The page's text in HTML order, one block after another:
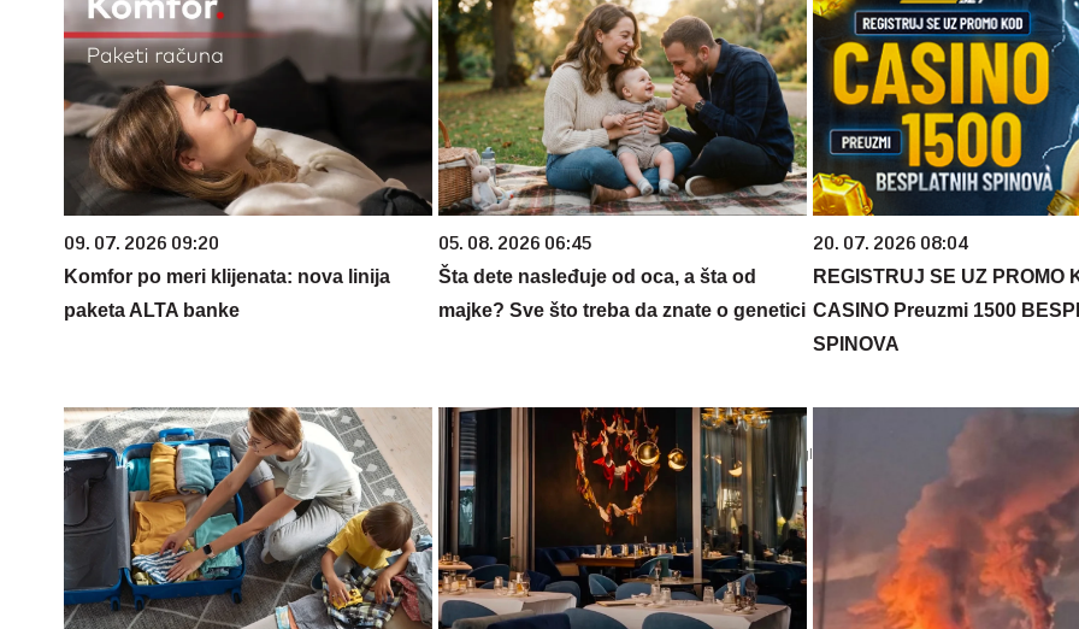
09. 07. 2026 09:20
Komfor po meri klijenata: nova linija
paketa ALTA banke
05. 08. 2026 06:45
Šta dete nasleđuje od oca, a šta od
majke? Sve što treba da znate o genetici
20. 07. 2026 08:04
REGISTRUJ SE UZ PROMO
CASINO Preuzmi 1500
SPINOVA